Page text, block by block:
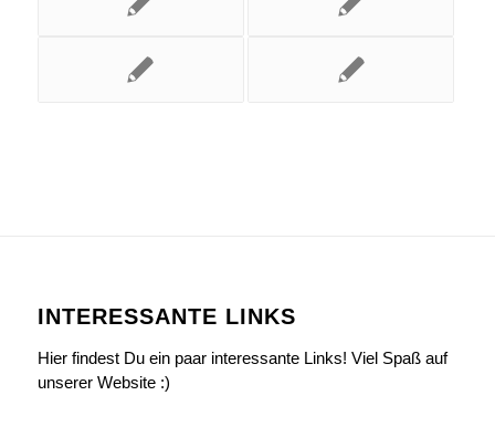
INTERESSANTE LINKS
Hier findest Du ein paar interessante Links! Viel Spaß auf
unserer Website :)